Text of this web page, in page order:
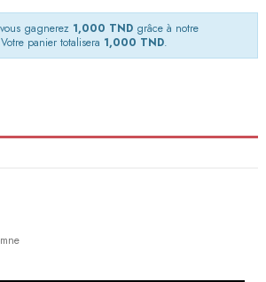
gagnerez 1,000 TND grâce à notre
panier totalisera 1,000 TND.